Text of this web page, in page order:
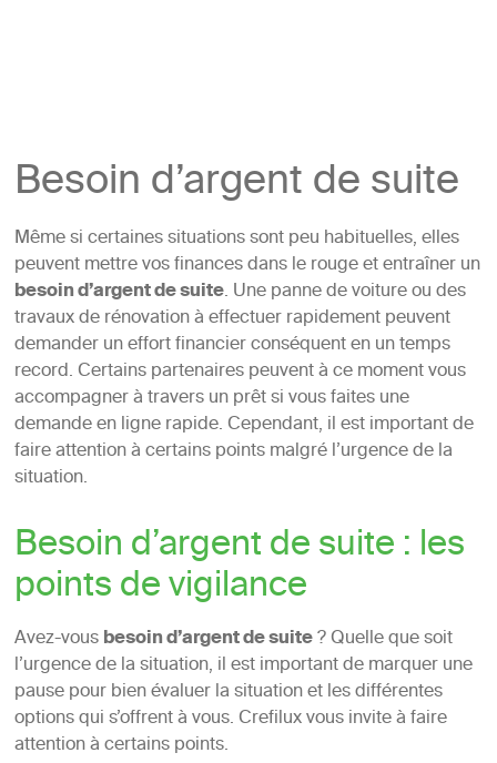
Besoin d’argent de suite
Même si certaines situations sont peu habituelles, elles
peuvent mettre vos finances dans le rouge et entraîner un
besoin d’argent de suite. Une panne de voiture ou des
travaux de rénovation à effectuer rapidement peuvent
demander un effort financier conséquent en un temps
record. Certains partenaires peuvent à ce moment vous
accompagner à travers un prêt si vous faites une
demande en ligne rapide. Cependant, il est important de
faire attention à certains points malgré l’urgence de la
situation.
Besoin d’argent de suite : les
points de vigilance
Avez-vousbesoin d’argent de suite? Quelle que soit
l’urgence de la situation, il est important de marquer une
pause pour bien évaluer la situation et les différentes
options qui s’offrent à vous. Crefilux vous invite à faire
attention à certains points.